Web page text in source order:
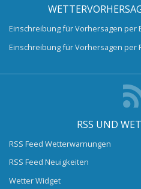
Einschreibung für Vorhersagen per
Einschreibung für Vorhersagen per
RSS UND
RSS Feed Wetterwarnungen
RSS Feed Neuigkeiten
Wetter Widget